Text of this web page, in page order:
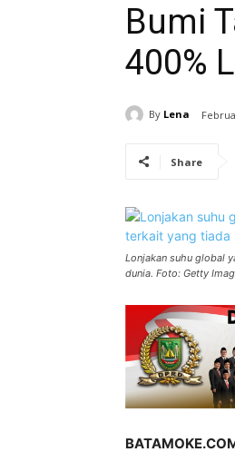
Bumi
400%
By Lena
Share
Lonjakan suhu global
dunia. Foto: Getty